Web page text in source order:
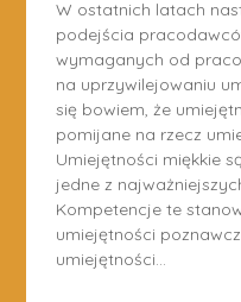
W ostatnich latach
podejścia
wymaganych od
na uprzywilejowaniu
się bowiem, że
pomijane na rzecz
Umiejętności miękkie
jedne z
Kompetencje te
umiejętności
umiejętności…